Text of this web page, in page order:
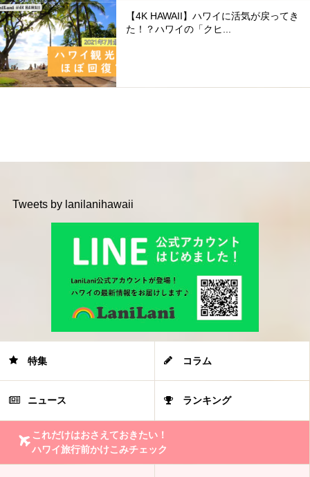
【4K HAWAII】ハワイに活気が戻ってき
た！？ハワイの「クヒ...
Tweets by lanilanihawaii
特集 コラム
ニュース ランキング
これだけはおさえておきたい！
ハワイ旅行前かけこみチェック